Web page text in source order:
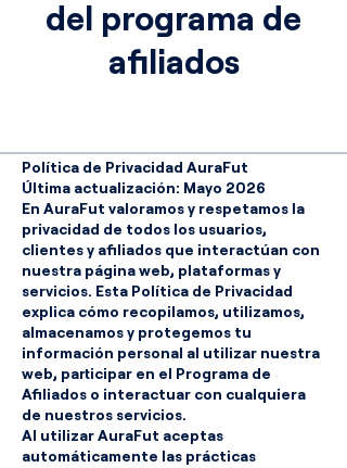
del programa de
afiliados
Política de Privacidad AuraFut
Última actualización: Mayo 2026
En AuraFut valoramos y respetamos la
privacidad de todos los usuarios,
clientes y afiliados que interactúan con
nuestra página web, plataformas y
servicios. Esta Política de Privacidad
explica cómo recopilamos, utilizamos,
almacenamos y protegemos tu
información personal al utilizar nuestra
web, participar en el Programa de
Afiliados o interactuar con cualquiera
de nuestros servicios.
Al utilizar AuraFut aceptas
automáticamente las prácticas